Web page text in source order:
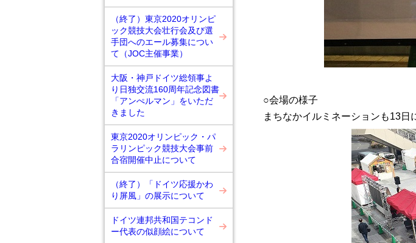
（終了）東京2020オリンピ
ック競技大会壮行会及び選
手団へのエール募集につい
て（JOC主催事業）
大阪・神戸ドイツ総領事よ
り日独交流160周年記念図書
「アンぺルマン」をいただ
きました
東京2020オリンピック・パ
ラリンピック競技大会事前
合宿開催中止について
（終了）「ドイツ応援かわ
り屏風」の展示について
ドイツ連邦共和国テコンド
ー代表の似顔絵について
○会場の様子
まちなかイルミネーションも13日